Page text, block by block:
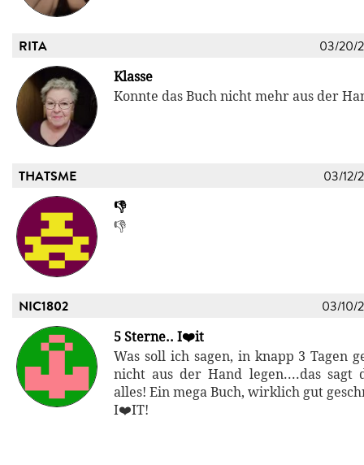
RITA 03/20/
Klasse
Konnte das Buch nicht mehr aus der
THATSME 03/12/
👎
👎
NIC1802 03/10/
5 Sterne.. I❤️it
Was soll ich sagen, in knapp 3 Tagen
nicht aus der Hand legen....das sagt
alles! Ein mega Buch, wirklich gut
I❤️IT!